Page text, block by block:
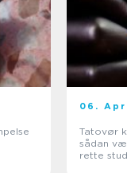
06.
Tatovør
sådan
rette